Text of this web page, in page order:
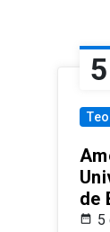
5
de
5